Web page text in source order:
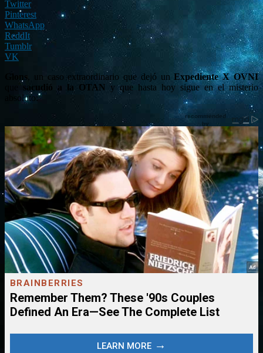
Twitter
Pinterest
WhatsApp
ReddIt
Tumblr
VK
Glons
, un caso extraordinario que dejó unExpediente X OVNI
sacudió a la OTAN y que hasta hoy sigue en el misterio
absoluto: